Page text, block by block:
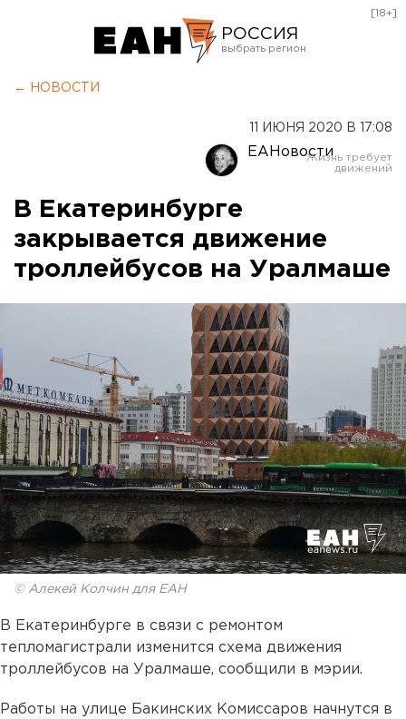
РОССИЯ
Оренбург
[18+]
← НОВОСТИ
11 ИЮНЯ 2020 В 17:08
ЕАНовости
В Екатеринбурге
закрывается движение
троллейбусов на Уралмаше
© Алекей Колчин для ЕАН
В Екатеринбурге в связи с ремонтом
тепломагистрали изменится схема движения
троллейбусов на Уралмаше, сообщили в мэрии.
Работы на улице Бакинских Комиссаров начнутся в